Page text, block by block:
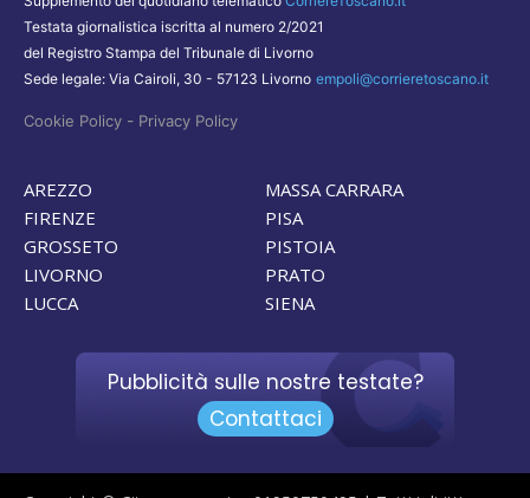
Testata giornalistica iscritta al numero 2/2021
del Registro Stampa del Tribunale di Livorno
Sede legale: Via Cairoli, 30 - 57123 Livorno empoli@corrieretoscano.it
Cookie Policy - Privacy Policy
AREZZO
FIRENZE
GROSSETO
LIVORNO
LUCCA
MASSA CARRARA
PISA
PISTOIA
PRATO
SIENA
Pubblicità sulle nostre testate?
Contattaci